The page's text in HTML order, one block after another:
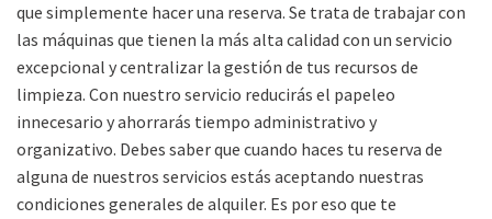
que simplemente hacer una reserva. Se trata de trabajar con
las máquinas que tienen la más alta calidad con un servicio
excepcional y centralizar la gestión de tus recursos de
limpieza. Con nuestro servicio reducirás el papeleo
innecesario y ahorrarás tiempo administrativo y
organizativo. Debes saber que cuando haces tu reserva de
alguna de nuestros servicios estás aceptando nuestras
condiciones generales de alquiler. Es por eso que te